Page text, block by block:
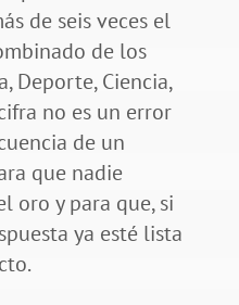
de seis veces el
de los
Deporte, Ciencia,
no es un error
de un
que nadie
oro y para que, si
ya esté lista